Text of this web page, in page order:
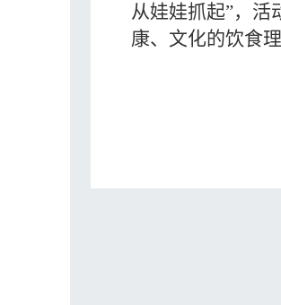
从娃娃抓起”，活
康、文化的饮食